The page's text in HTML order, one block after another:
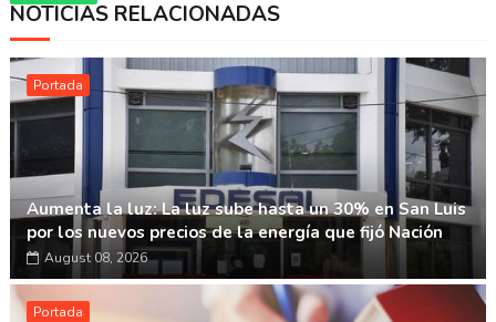
Whatsapp
NOTICIAS RELACIONADAS
Portada
Aumenta la luz: La luz sube hasta un 30% en San Luis
por los nuevos precios de la energía que fijó Nación
August 08, 2026
Portada